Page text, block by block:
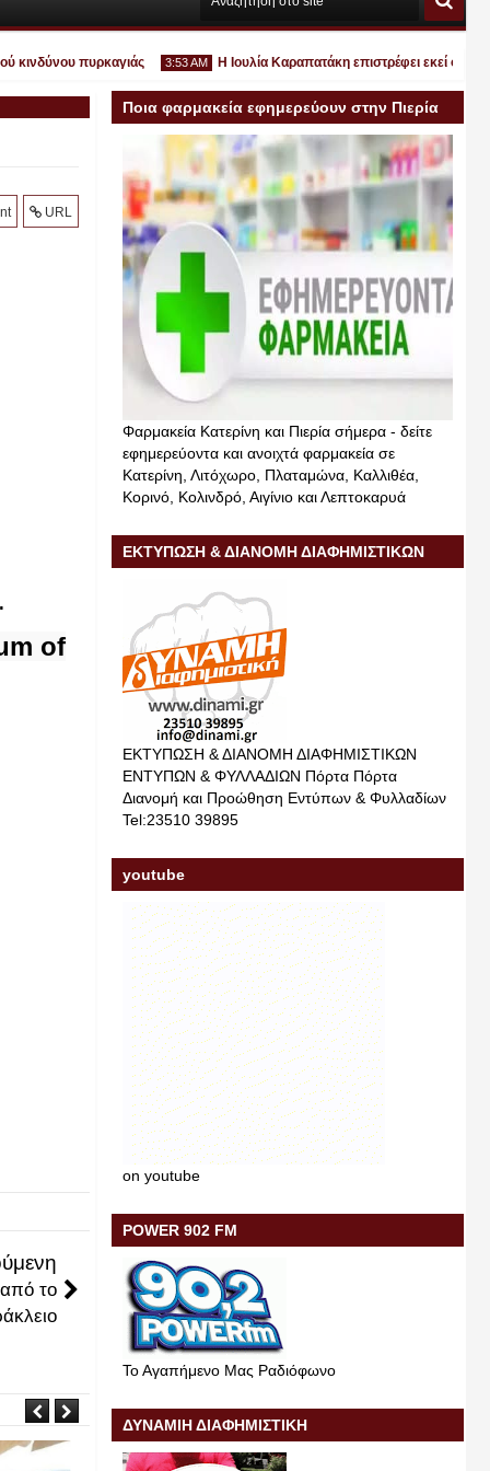
πυρκαγιάς 3:53 AM
30 2026
Η Ιουλία Καραπατάκη επιστρέφει εκεί όπου
URL
of
το
Ποια φαρμακεία εφημερεύουν στην Πιερία
σήμερα
Φαρμακεία Κατερίνη και Πιερία σήμερα - δείτε
εφημερεύοντα και ανοιχτά φαρμακεία σε
Κατερίνη, Λιτόχωρο, Πλαταμώνα, Καλλιθέα,
Κορινό, Κολινδρό, Αιγίνιο και Λεπτοκαρυά
ΕΚΤΥΠΩΣΗ & ΔΙΑΝΟΜΗ ΔΙΑΦΗΜΙΣΤΙΚΩΝ
ΕΚΤΥΠΩΣΗ & ΔΙΑΝΟΜΗ ΔΙΑΦΗΜΙΣΤΙΚΩΝ
ΕΝΤΥΠΩΝ & ΦΥΛΛΑΔΙΩΝ Πόρτα Πόρτα
Διανομή και Προώθηση Εντύπων & Φυλλαδίων
Tel:23510 39895
youtube
on youtube
POWER 902 FM
Το Αγαπήμενο Μας Ραδιόφωνο
ΔΥΝΑΜΙΗ ΔΙΑΦΗΜΙΣΤΙΚΗ